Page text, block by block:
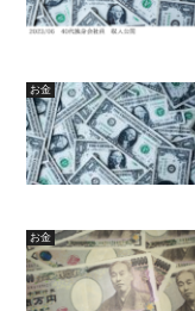
お金
お金